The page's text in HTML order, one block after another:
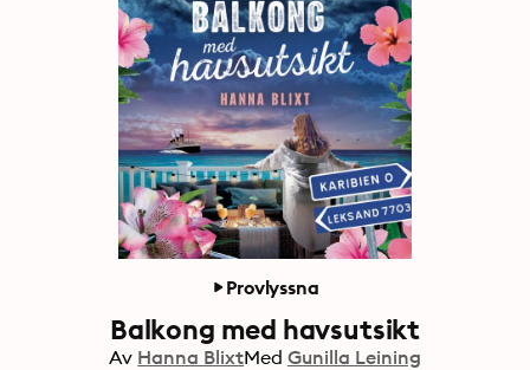
Provlyssna
Balkong med havsutsikt
Av Hanna BlixtMed Gunilla Leining